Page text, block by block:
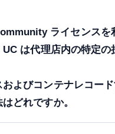
ライセンスを
は代理店内の特定
よびコンテナレコー
どれですか。